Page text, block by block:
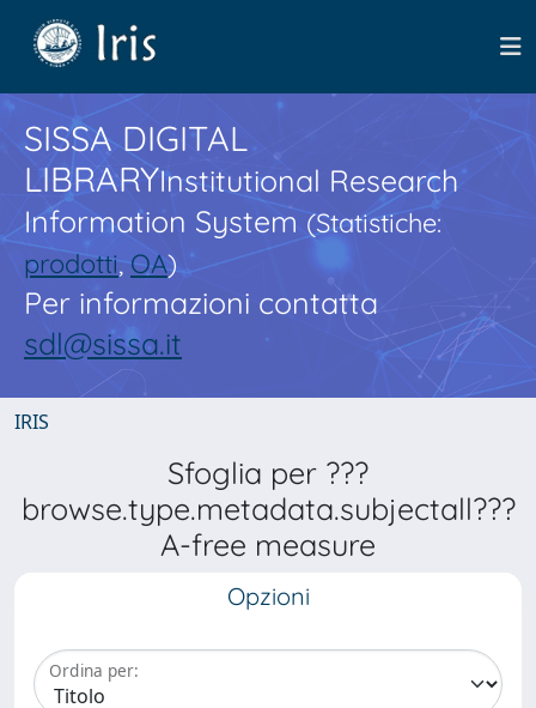
SISSA DIGITAL
LIBRARYInstitutional Research
Information System(Statistiche:
prodotti,OA)
Per informazioni contatta
sdl@sissa.it
IRIS
Sfoglia per ???
browse.type.metadata.subjectall???
A-free measure
Opzioni
Ordina per: